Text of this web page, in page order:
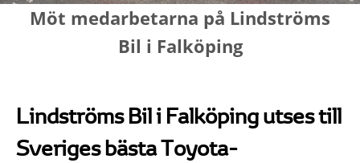
Möt medarbetarna på Lindströms
Bil i Falköping
Lindströms Bil i Falköping utses till
Sveriges bästa Toyota-